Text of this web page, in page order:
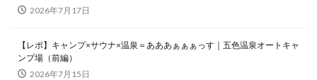
2026年7月17日
【レポ】キャンプ×サウナ×温泉＝あああぁぁぁっす｜五色温泉オートキャ
ンプ場（前編）
2026年7月15日